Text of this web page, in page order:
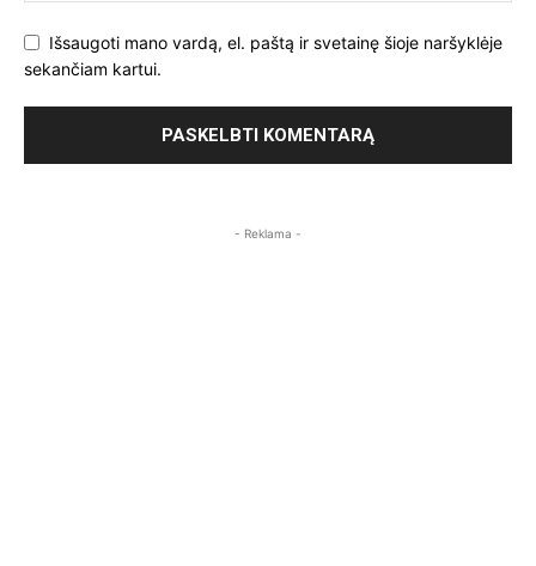
Išsaugoti mano vardą, el. paštą ir svetainę šioje naršyklėje
sekančiam kartui.
- Reklama -